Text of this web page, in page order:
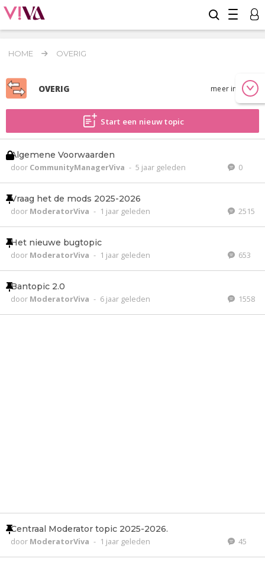
HOME OVERIG
OVERIG meer info
Start een nieuw topic
Algemene Voorwaarden
door CommunityManagerViva - 5 jaar geleden 0
Vraag het de mods 2025-2026
door ModeratorViva - 1 jaar geleden 2515
Het nieuwe bugtopic
door ModeratorViva - 1 jaar geleden 653
Bantopic 2.0
door ModeratorViva - 6 jaar geleden 1558
Centraal Moderator topic 2025-2026.
door ModeratorViva - 1 jaar geleden 45